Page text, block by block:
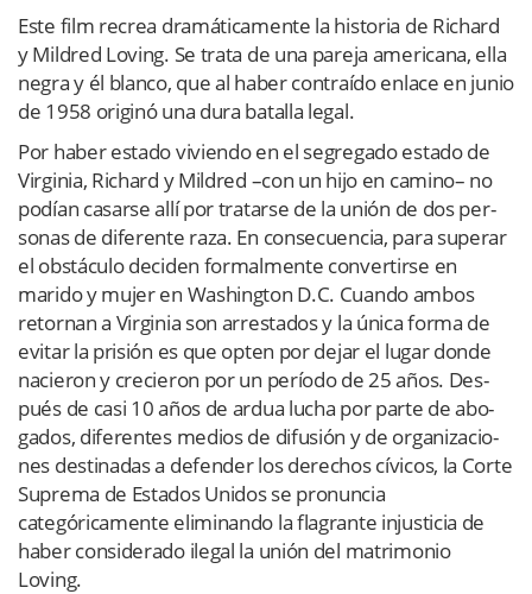
Este film recrea dramáticamente la his­to­ria de Richard
y Mil­dred Loving. Se trata de una pareja ame­ri­cana, ella
negra y él blanco, que al haber contraído enlace en junio
de 1958 originó una dura bata­lla legal.
Por haber estado viviendo en el segre­gado estado de
Vir­gi­nia, Richard y Mildred –con un hijo en camino– no
podían casarse allí por tra­tarse de la unión de dos per­
so­nas de dife­rente raza. En consecuencia, para superar
el obstáculo deci­den formalmente convertirse en
marido y mujer en Washing­ton D.C. Cuando ambos
retornan a Vir­gi­nia son arres­ta­dos y la única forma de
evi­tar la pri­sión es que opten por dejar el lugar donde
nacie­ron y cre­cie­ron por un período de 25 años. Des­
pués de casi 10 años de ardua lucha por parte de abo­
ga­dos, dife­ren­tes medios de difu­sión y de orga­ni­za­cio­
nes des­ti­na­das a defen­der los dere­chos cívi­cos, la Corte
Suprema de Esta­dos Uni­dos se pro­nun­cia
categóricamente eli­mi­nando la fla­grante injus­ti­cia de
haber con­si­de­rado ile­gal la unión del matrimonio
Loving.